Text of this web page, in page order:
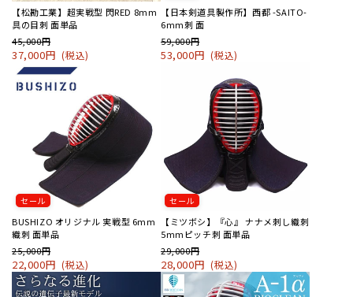
【松勘工業】超実戦型 閃RED 8mm
具の目刺 面単品
45,000円
37,000円(税込)
【日本剣道具製作所】西都 -SAITO-
6mm刺 面
59,000円
53,000円(税込)
セール
BUSHIZO オリジナル 実戦型 6mm
織刺 面単品
25,000円
22,000円(税込)
セール
【ミツボシ】『心』 ナナメ刺し織刺
5mmピッチ刺 面単品
29,000円
28,000円(税込)